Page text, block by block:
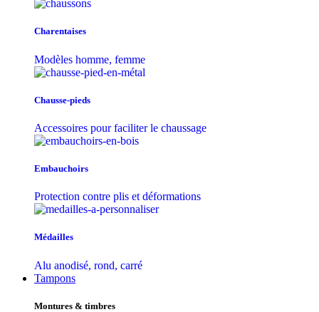
Charentaises
Modèles homme, femme
Chausse-pieds
Accessoires pour faciliter le chaussage
Embauchoirs
Protection contre plis et déformations
Médailles
Alu anodisé, rond, carré
Tampons
Montures & timbres